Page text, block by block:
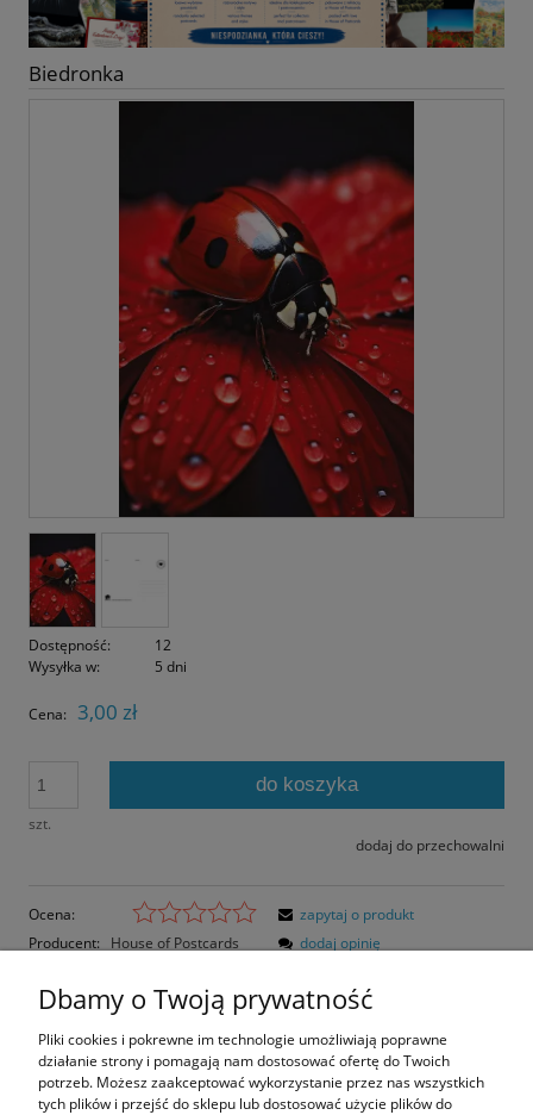
Biedronka
Dostępność:
12
Wysyłka w:
5 dni
Cena: 3,00 zł
szt.
do koszyka
dodaj do przechowalni
Ocena:
Producent: House of Postcards
zapytaj o produkt
dodaj opinię
Opis
Opinie o produkcie (0)
Dbamy o Twoją prywatność
Pliki cookies i pokrewne im technologie umożliwiają poprawne
działanie strony i pomagają nam dostosować ofertę do Twoich
potrzeb. Możesz zaakceptować wykorzystanie przez nas wszystkich
tych plików i przejść do sklepu lub dostosować użycie plików do